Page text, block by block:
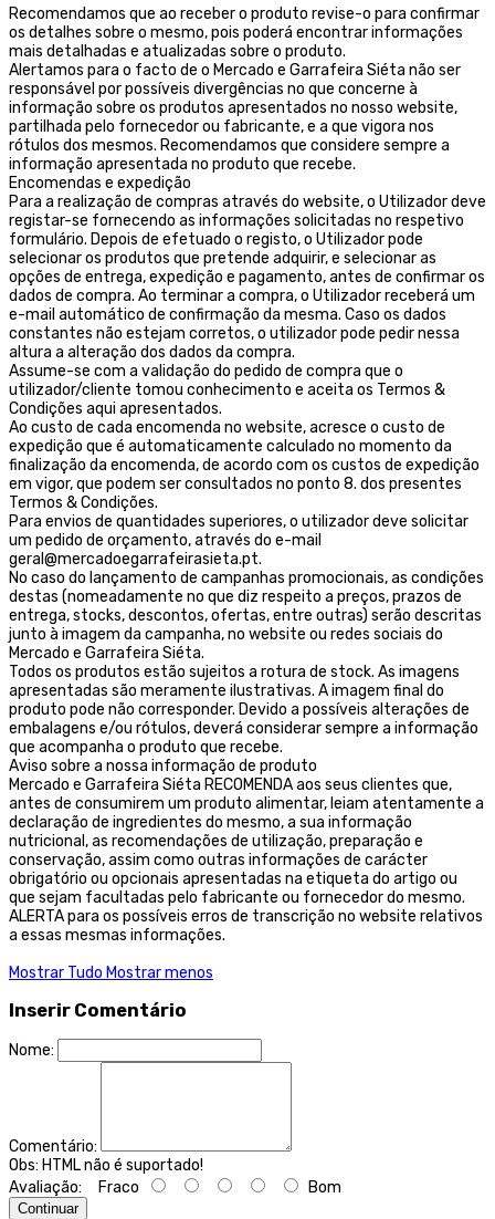
Recomendamos que ao receber o produto revise-o para confirmar
os detalhes sobre o mesmo, pois poderá encontrar informações
mais detalhadas e atualizadas sobre o produto.
Alertamos para o facto de o Mercado e Garrafeira Siéta não ser
responsável por possíveis divergências no que concerne à
informação sobre os produtos apresentados no nosso website,
partilhada pelo fornecedor ou fabricante, e a que vigora nos
rótulos dos mesmos. Recomendamos que considere sempre a
informação apresentada no produto que recebe.
Encomendas e expedição
Para a realização de compras através do website, o Utilizador deve
registar-se fornecendo as informações solicitadas no respetivo
formulário. Depois de efetuado o registo, o Utilizador pode
selecionar os produtos que pretende adquirir, e selecionar as
opções de entrega, expedição e pagamento, antes de confirmar os
dados de compra. Ao terminar a compra, o Utilizador receberá um
e-mail automático de confirmação da mesma. Caso os dados
constantes não estejam corretos, o utilizador pode pedir nessa
altura a alteração dos dados da compra.
Assume-se com a validação do pedido de compra que o
utilizador/cliente tomou conhecimento e aceita os Termos &
Condições aqui apresentados.
Ao custo de cada encomenda no website, acresce o custo de
expedição que é automaticamente calculado no momento da
finalização da encomenda, de acordo com os custos de expedição
em vigor, que podem ser consultados no ponto 8. dos presentes
Termos & Condições.
Para envios de quantidades superiores, o utilizador deve solicitar
um pedido de orçamento, através do e-mail
geral@mercadoegarrafeirasieta.pt.
No caso do lançamento de campanhas promocionais, as condições
destas (nomeadamente no que diz respeito a preços, prazos de
entrega, stocks, descontos, ofertas, entre outras) serão descritas
junto à imagem da campanha, no website ou redes sociais do
Mercado e Garrafeira Siéta.
Todos os produtos estão sujeitos a rotura de stock. As imagens
apresentadas são meramente ilustrativas. A imagem final do
produto pode não corresponder. Devido a possíveis alterações de
embalagens e/ou rótulos, deverá considerar sempre a informação
que acompanha o produto que recebe.
Aviso sobre a nossa informação de produto
Mercado e Garrafeira Siéta RECOMENDA aos seus clientes que,
antes de consumirem um produto alimentar, leiam atentamente a
declaração de ingredientes do mesmo, a sua informação
nutricional, as recomendações de utilização, preparação e
conservação, assim como outras informações de carácter
obrigatório ou opcionais apresentadas na etiqueta do artigo ou
que sejam facultadas pelo fabricante ou fornecedor do mesmo.
ALERTA para os possíveis erros de transcrição no website relativos
a essas mesmas informações.
Mostrar Tudo Mostrar menos
Inserir Comentário
Nome:
Comentário:
Obs: HTML não é suportado!
Avaliação: Fraco Bom
Continuar